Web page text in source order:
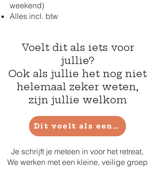
weekend)
Alles incl. btw
Voelt dit als iets voor
jullie?
Ook als jullie het nog niet
helemaal zeker weten,
zijn jullie welkom
Dit voelt als een ja
Je schrijft je meteen in voor het retreat,
We werken met een kleine, veilige groep